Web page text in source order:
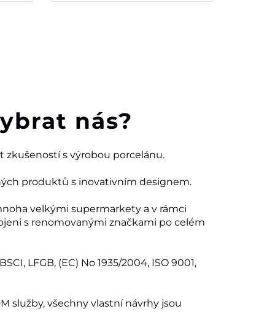
nás?
zkušeností s výrobou porcelánu.
produktů s inovativním designem.
velkými supermarkety a v rámci
s renomovanými značkami po celém
LFGB, (EC) No 1935/2004, ISO 9001,
služby, všechny vlastní návrhy jsou